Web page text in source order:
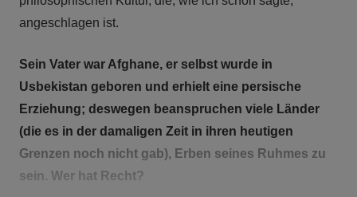
angeschlagen ist.
Sein Vater war Afghane, er selbst wurde in
Usbekistan geboren und erhielt eine persische
Erziehung; deswegen beanspruchen viele Länder
(die es in der damaligen Zeit in ihren heutigen
Grenzen noch nicht gab), Erben seines Ruhmes zu
sein. Wer hat Recht?